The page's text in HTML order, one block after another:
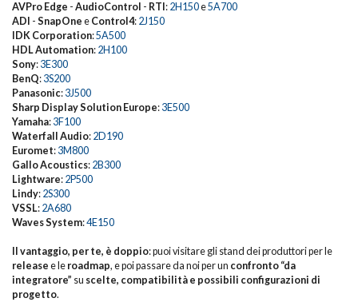
AVPro Edge - AudioControl - RTI : 2H150e5A700
ADI - SnapOne e Control4: 2J150
IDK Corporation:5A500
HDL Automation: 2H100
Sony: 3E300
BenQ: 3S200
Panasonic: 3J500
Sharp Display Solution Europe: 3E500
Yamaha: 3F100
Waterfall Audio: 2D190
Euromet: 3M800
Gallo Acoustics: 2B300
Lightware: 2P500
Lindy: 2S300
VSSL: 2A680
Waves System:4E150
Il vantaggio, per te, è doppio: puoi visitare gli stand dei produttori per le
release e le roadmap, e poi passare da noi per un confronto “da
integratore” su scelte, compatibilità e possibili configurazioni di
progetto.